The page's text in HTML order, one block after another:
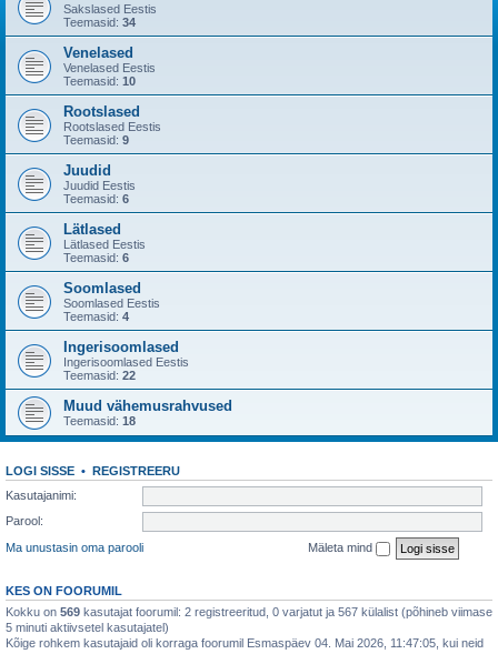
Sakslased Eestis
Teemasid: 34
Venelased
Venelased Eestis
Teemasid: 10
Rootslased
Rootslased Eestis
Teemasid: 9
Juudid
Juudid Eestis
Teemasid: 6
Lätlased
Lätlased Eestis
Teemasid: 6
Soomlased
Soomlased Eestis
Teemasid: 4
Ingerisoomlased
Ingerisoomlased Eestis
Teemasid: 22
Muud vähemusrahvused
Teemasid: 18
LOGI SISSE • REGISTREERU
Kasutajanimi:
Parool:
Ma unustasin oma parooli
Mäleta mind
KES ON FOORUMIL
Kokku on 569 kasutajat foorumil: 2 registreeritud, 0 varjatut ja 567 külalist (põhineb viimase
5 minuti aktiivsetel kasutajatel)
Kõige rohkem kasutajaid oli korraga foorumil Esmaspäev 04. Mai 2026, 11:47:05, kui neid